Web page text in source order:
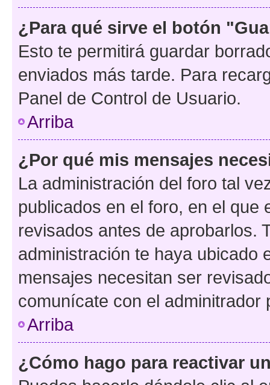
¿Para qué sirve el botón
Esto te permitirá guardar
enviados más tarde. Para
Panel de Control de Usuario.
Arriba
¿Por qué mis mensajes
La administración del foro tal
publicados en el foro, en el
revisados antes de aprobarlos.
administración te haya ubicado
mensajes necesitan ser
comunícate con el
Arriba
¿Cómo hago para reactivar